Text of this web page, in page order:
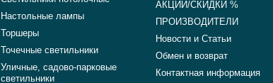
Настольные лампы
Торшеры
Точечные светильники
Уличные, садово-парковые
светильники
АКЦИИ/СКИДКИ %
ПРОИЗВОДИТЕЛИ
Новости и Статьи
Обмен и возврат
Контактная информация